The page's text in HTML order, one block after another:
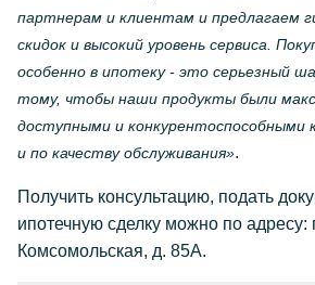
партнерам и клиентам и предлагаем
скидок и высокий уровень сервиса.
особенно в ипотеку - это серьезный
тому, чтобы наши продукты были
доступными и конкурентоспособными
и по качеству обслуживания».
Получить консультацию, подать
ипотечную сделку можно по адресу:
Комсомольская, д. 85А.